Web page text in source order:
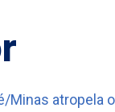
Minas atropela